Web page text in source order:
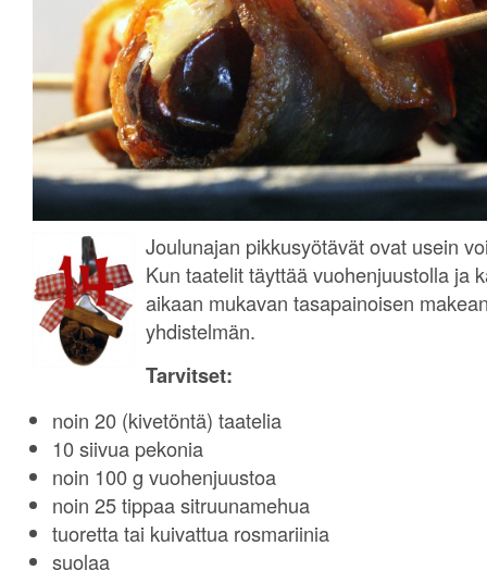
Joulunajan pikkusyötävät ovat usein
Kun taatelit täyttää vuohenjuustolla ja
aikaan mukavan tasapainoisen
yhdistelmän.
Tarvitset:
noin 20 (kivetöntä) taatelia
10 siivua pekonia
noin 100 g vuohenjuustoa
noin 25 tippaa sitruunamehua
tuoretta tai kuivattua rosmariinia
suolaa